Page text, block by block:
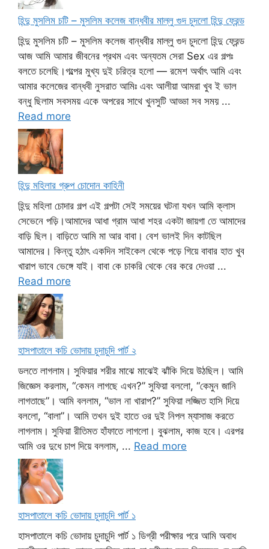
হিন্দু মুসলিম চটি – মুসলিম কলেজ বান্ধবীর মাল্লু গুদ চুদলো হিন্দু ফ্রেন্ড
হিন্দু মুসলিম চটি – মুসলিম কলেজ বান্ধবীর মাল্লু গুদ চুদলো হিন্দু ফ্রেন্ড
আজ আমি আমার জীবনের প্রথম এবং অন্যতম সেরা Sex এর গল্পঃ
বলতে চলেছি।গল্পের মুখ্য দুই চরিত্র হলো — রমেশ অর্থাৎ আমি এবং
আমার কলেজের বান্ধবী নুসরাত আমিঃ এবং আলীয়া আমরা খুব ই ভাল
বন্ধু ছিলাম সবসময় একে অপরের সাথে খুনসুটি আড্ডা সব সময় ...
Read more
হিন্দু মহিলার গ্রুপ চোদোন কাহিনী
হিন্দু মহিলা চোদার গল্প এই গল্পটা সেই সময়ের ঘটনা যখন আমি ক্লাস
সেভেনে পড়ি।আমাদের আধা গ্রাম আধা শহর একটা জায়গা তে আমাদের
বাড়ি ছিল। বাড়িতে আমি মা আর বাবা। বেশ ভালই দিন কাটছিল
আমাদের। কিন্তু হঠাৎ একদিন সাইকেল থেকে পড়ে গিয়ে বাবার হাত খুব
খারাপ ভাবে ভেঙ্গে যাই। বাবা কে চাকরি থেকে বের করে দেওয়া ...
Read more
হাসপাতালে কচি ভোদায় চুদাচুদি পার্ট ২
ডলতে লাগলাম। সুফিয়ার শরীর মাঝে মাঝেই ঝাঁকি দিয়ে উঠছিল। আমি
জিজ্ঞেস করলাম, “কেমন লাগছে এখন?” সুফিয়া বললো, “কেমুন জানি
লাগতাছে”। আমি বললাম, “ভাল না খারাপ?” সুফিয়া লজ্জিত হাসি দিয়ে
বললো, “বালা”। আমি তখন দুই হাতে ওর দুই নিপল ম্যাসাজ করতে
লাগলাম। সুফিয়া রীতিমত হাঁফাতে লাগলো। বুঝলাম, কাজ হবে। এরপর
আমি ওর দুধে চাপ দিয়ে বললাম, ... Read more
হাসপাতালে কচি ভোদায় চুদাচুদি পার্ট ১
হাসপাতালে কচি ভোদায় চুদাচুদি পার্ট ১ ডিগ্রী পরীক্ষার পরে আমি অবাধ